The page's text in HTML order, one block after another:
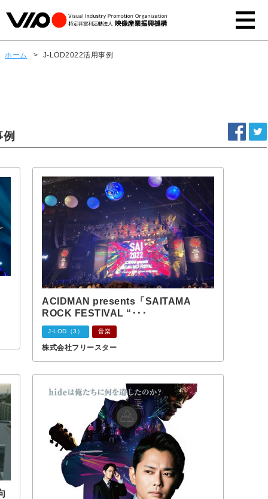
ホーム > J-LOD2022活用事例
ACIDMAN presents「SAITAMA
ROCK FESTIVAL “･･･
J-LOD（3） 音楽
株式会社フリースター